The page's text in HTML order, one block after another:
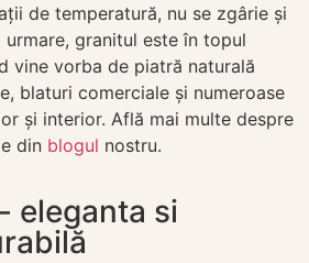
de temperatură, nu se zgârie și
granitul este în topul
vine vorba de piatră naturală
blaturi comerciale și numeroase
și interior. Află mai multe despre
din blogul nostru.
eleganta si